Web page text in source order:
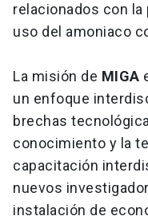
relacionados con
uso del amoniaco
La misión de MIGA
un enfoque
brechas
conocimiento y la
capacitación
nuevos
instalación de